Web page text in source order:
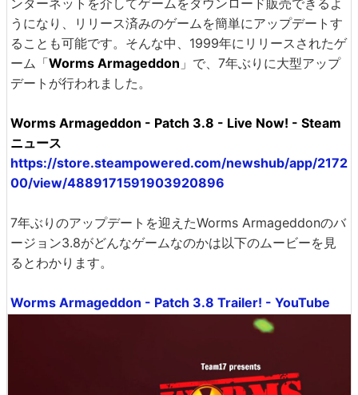
うになり、リリース済みのゲームを簡単にアップデートす
ることも可能です。そんな中、1999年にリリースされたゲ
ーム「Worms Armageddon 」で、7年ぶりに大型アップ
デートが行われました。
Worms Armageddon - Patch 3.8 - Live Now! - Steam
ニュース
https://store.steampowered.com/newshub/app/2172
00/view/4889171591903920896
7年ぶりのアップデートを迎えたWorms Armageddonのバ
ージョン3.8がどんなゲームなのかは以下のムービーを見
るとわかります。
Worms Armageddon - Patch 3.8 Trailer! - YouTube